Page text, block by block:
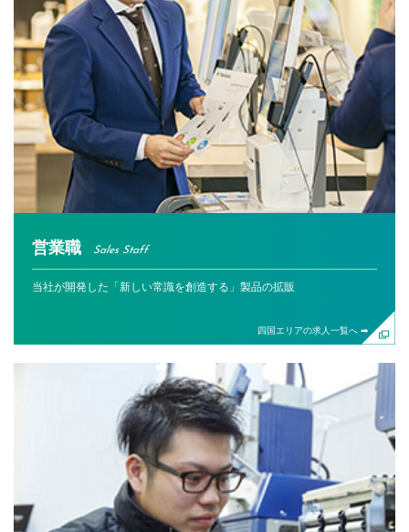
営業職 Sales Staff
当社が開発した「新しい常識を創造する」製品の拡販
四国エリアの求人一覧へ ➡